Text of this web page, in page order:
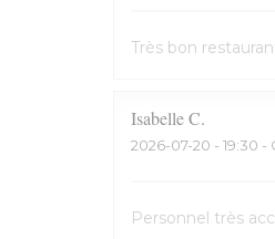
Très bon
IsabelleC
2026-07-20 - 19:30 -
Personnel très